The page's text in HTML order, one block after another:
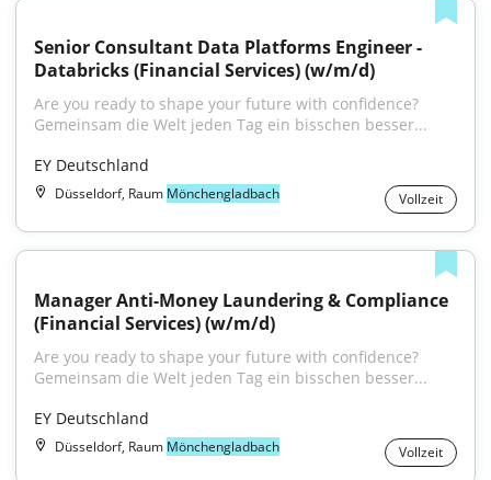
Senior Consultant Data Platforms Engineer -
Databricks (Financial Services) (w/m/d)
Are you ready to shape your future with confidence?
Gemeinsam die Welt jeden Tag ein bisschen besser...
EY Deutschland
Düsseldorf, Raum Mönchengladbach Vollzeit
Manager Anti-Money Laundering & Compliance
(Financial Services) (w/m/d)
Are you ready to shape your future with confidence?
Gemeinsam die Welt jeden Tag ein bisschen besser...
EY Deutschland
Düsseldorf, Raum Mönchengladbach Vollzeit